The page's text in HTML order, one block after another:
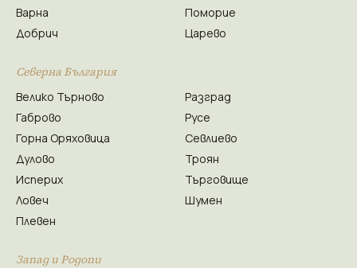
Варна
Добрич
Поморие
Царево
Северна България
Велико Търново
Габрово
Горна Оряховица
Дулово
Исперих
Ловеч
Плевен
Разград
Русе
Севлиево
Троян
Търговище
Шумен
Запад и Родопи